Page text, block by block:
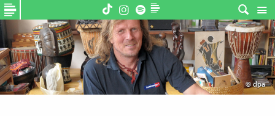
© dpa